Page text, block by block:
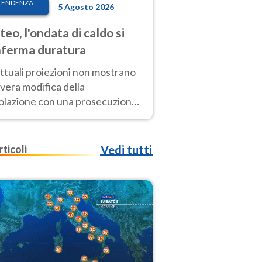
5 Agosto 2026
l'ondata di caldo si
duratura
proiezioni non mostrano
modifica della
con una prosecuzione
fuori scala per molti
Vedi tutti